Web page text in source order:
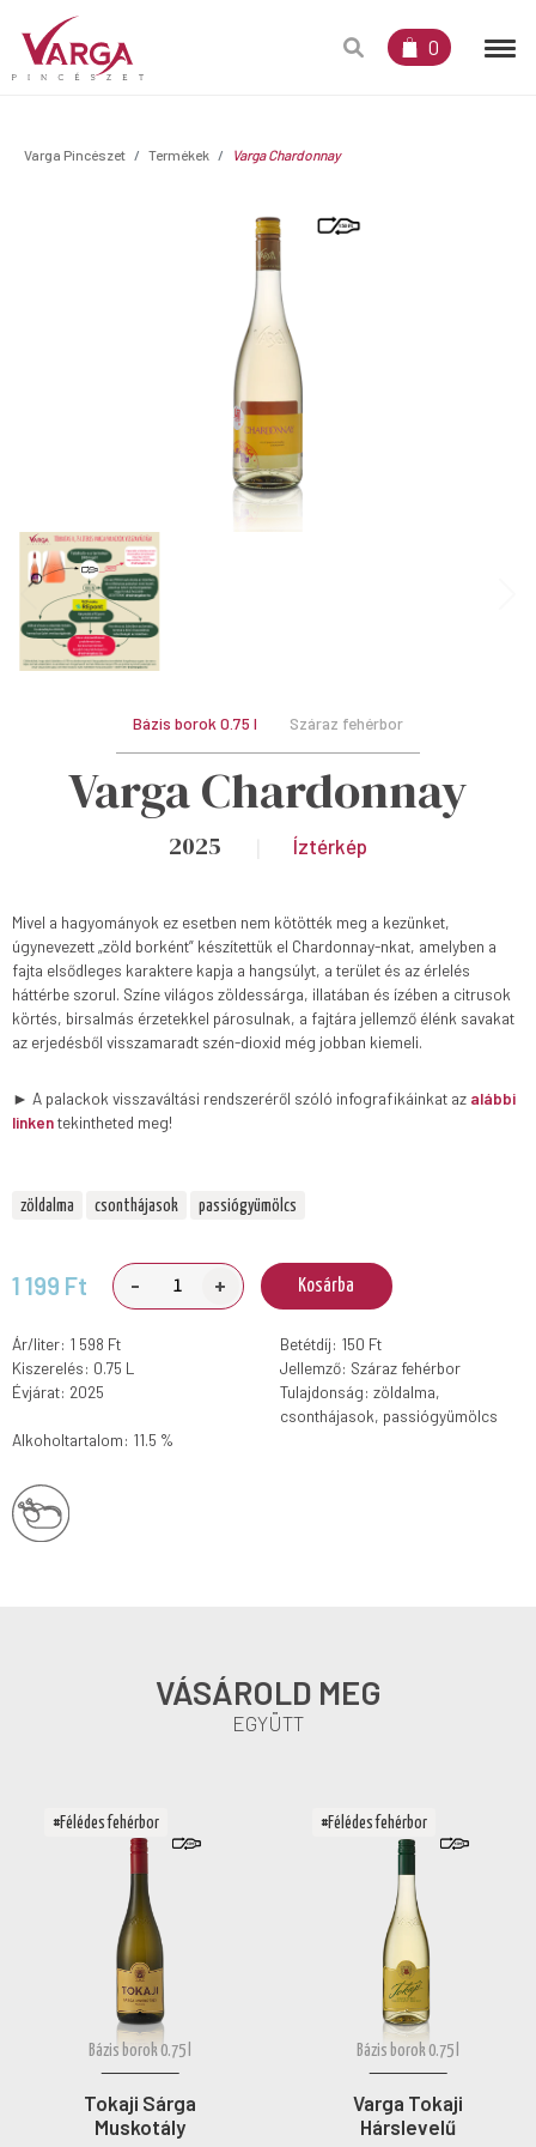
0
Varga Pincészet Termékek Varga Chardonnay
Bázis borok 0.75 l Száraz fehérbor
Varga Chardonnay
2025 Íztérkép
Mivel a hagyományok ez esetben nem kötötték meg a kezünket,
úgynevezett „zöld borként” készítettük el Chardonnay-nkat, amelyben a
fajta elsődleges karaktere kapja a hangsúlyt, a terület és az érlelés
háttérbe szorul. Színe világos zöldessárga, illatában és ízében a citrusok
körtés, birsalmás érzetekkel párosulnak, a fajtára jellemző élénk savakat
az erjedésből visszamaradt szén-dioxid még jobban kiemeli.
► A palackok visszaváltási rendszeréről szóló infografikáinkat az alábbi
linkentekintheted meg!
zöldalma csonthájasok passiógyümölcs
1 199 Ft - + Kosárba
Ár/liter: 1 598 Ft
Betétdíj: 150 Ft
Kiszerelés: 0.75 L
Jellemző: Száraz fehérbor
Évjárat: 2025
Tulajdonság: zöldalma,
csonthájasok, passiógyümölcs
Alkoholtartalom: 11.5 %
VÁSÁROLD MEG
EGYÜTT
Bázis borok 0.75 l
Tokaji Sárga
Muskotály
#Félédes fehérbor
Bázis borok 0.75 l
Varga Tokaji
Hárslevelű
#Félédes fehérbor